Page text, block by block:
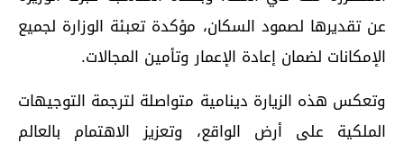
عن تقديرها لصمود السكان، مؤكدة تعبئة الوزارة لجميع
الإمكانات لضمان إعادة الإعمار وتأمين المجالات.
وتعكس هذه الزيارة دينامية متواصلة لترجمة التوجيهات
الملكية على أرض الواقع، وتعزيز الاهتمام بالعالم